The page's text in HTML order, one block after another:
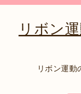
リボン
リボン運動